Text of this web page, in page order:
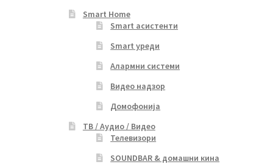
Smart Home
Smart асистенти
Smart уреди
Алармни системи
Видео надзор
Домофонија
ТВ / Аудио / Видео
Телевизори
SOUNDBAR & домашни кина